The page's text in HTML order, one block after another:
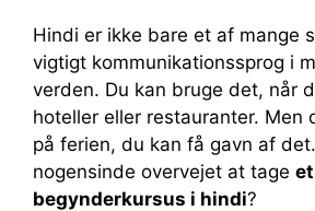
Hindi er ikke bare et af mange
vigtigt kommunikationssprog i
verden. Du kan bruge det, når
hoteller eller restauranter. Men
på ferien, du kan få gavn af
nogensinde overvejet at tage et
begynderkursus i hindi?